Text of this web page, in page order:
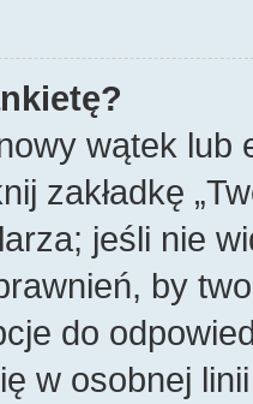
wątek lub
zakładkę
jeśli nie
by
do
w osobnej